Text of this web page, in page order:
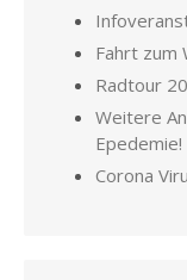
Fahrt zum
Radtour
Weitere
Epedemie!
Corona